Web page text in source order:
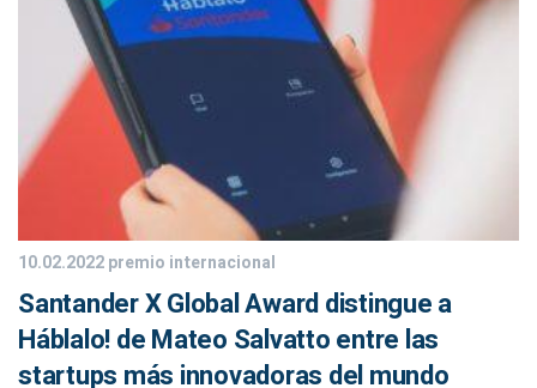
10.02.2022premio internacional
Santander X Global Award distingue a
Háblalo! de Mateo Salvatto entre las
startups más innovadoras del mundo